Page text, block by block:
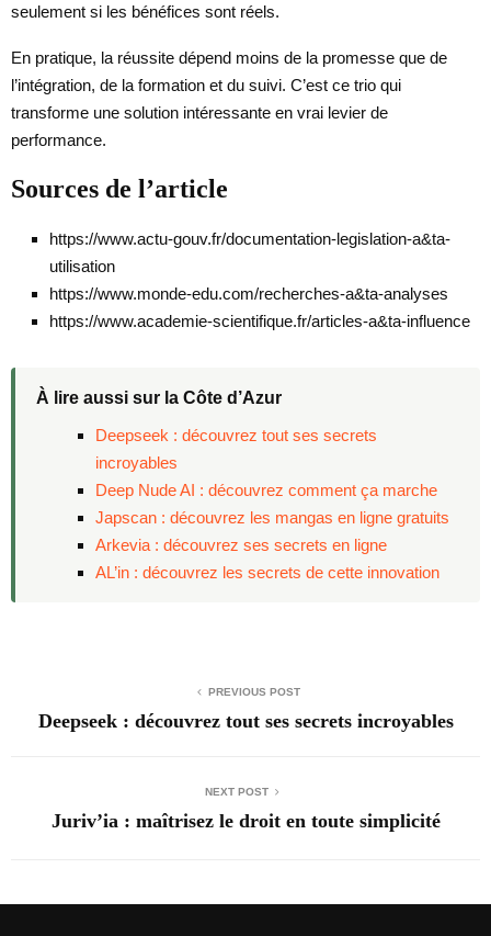
seulement si les bénéfices sont réels.
En pratique, la réussite dépend moins de la promesse que de
l’intégration, de la formation et du suivi. C’est ce trio qui
transforme une solution intéressante en vrai levier de
performance.
Sources de l’article
https://www.actu-gouv.fr/documentation-legislation-a&ta-
utilisation
https://www.monde-edu.com/recherches-a&ta-analyses
https://www.academie-scientifique.fr/articles-a&ta-influence
À lire aussi sur la Côte d’Azur
Deepseek : découvrez tout ses secrets
incroyables
Deep Nude AI : découvrez comment ça marche
Japscan : découvrez les mangas en ligne gratuits
Arkevia : découvrez ses secrets en ligne
AL’in : découvrez les secrets de cette innovation
PREVIOUS POST
Deepseek : découvrez tout ses secrets incroyables
NEXT POST
Juriv’ia : maîtrisez le droit en toute simplicité